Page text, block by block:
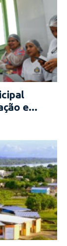
e...